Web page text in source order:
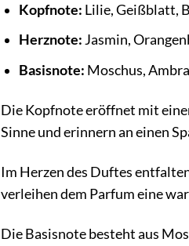
Kopfnote: Lilie, Geißblatt,
Herznote:Jasmin,
Basisnote: Moschus,
Die Kopfnote eröffnet mit
Sinne und erinnern an einen
Im Herzen des Duftes
verleihen dem Parfum eine
Die Basisnote besteht aus